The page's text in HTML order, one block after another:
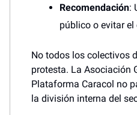
Recomendación:
público o evitar el
No todos los colectivos
protesta. La Asociación
Plataforma Caracol no
la división interna del